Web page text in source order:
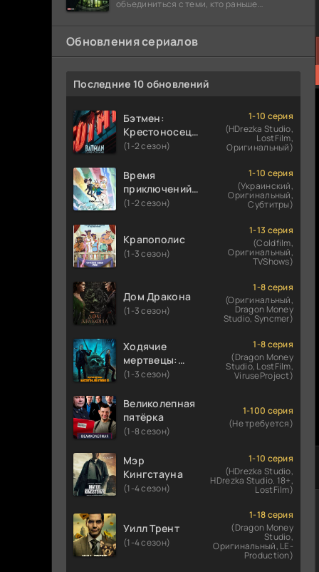
объединиться с теми, кто раньше
Икс,
Обновления сериалов
Последние 10 обновлений
Бэтмен:
Крестоносец в
плаще
(1-2 сезон)
1-10 серия
(HDrezka Studio,
LostFilm,
Оригинальный)
Время
приключений:
Фионна и Кейк
(1-2 сезон)
1-10 серия
(Украинский,
Оригинальный,
Субтитры)
Крапополис
(1-3 сезон)
1-13 серия
(Coldfilm,
Оригинальный,
TVShows)
Дом Дракона
(1-3 сезон)
1-8 серия
(Оригинальный,
Dragon Money
Studio, Syncmer)
Ходячие
мертвецы:
Мертвый
(1-3 сезон)
1-8 серия
(Dragon Money
Studio, LostFilm,
ViruseProject)
Великолепная
пятёрка
(1-8 сезон)
1-100 серия
(Не требуется)
Мэр
Кингстауна
(1-4 сезон)
1-10 серия
(HDrezka Studio,
HDrezka Studio. 18+,
LostFilm)
Уилл Трент
(1-4 сезон)
1-18 серия
(Dragon Money
Studio,
Оригинальный, LE-
Production)